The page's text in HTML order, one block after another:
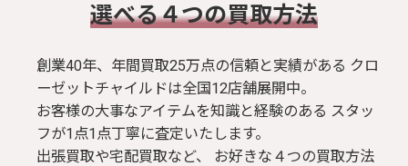
​選べる４つの買取方法
創業40年、年間買取25万点の信頼と実績がある クロ
ーゼットチャイルドは全国12店舗展開中。
お客様の大事なアイテムを知識と経験のある スタッ
フが1点1点丁寧に査定いたします。
出張買取や宅配買取など、 お好きな４つの買取方法